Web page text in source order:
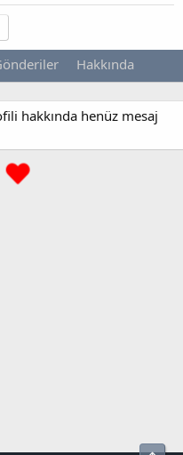
Hakkında
hakkında henüz mesaj